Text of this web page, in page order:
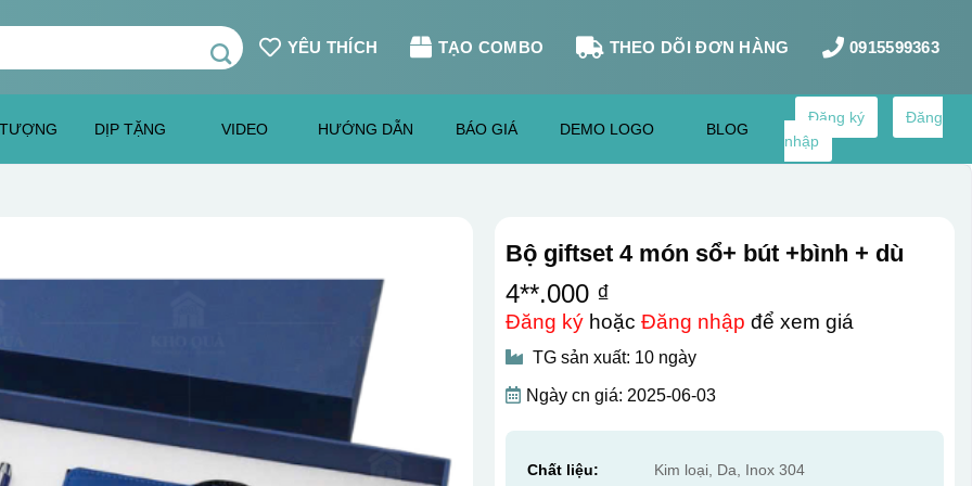
YÊU THÍCH TẠO COMBO THEO DÕI ĐƠN HÀNG 0915599363
DỊP TẶNG VIDEO HƯỚNG DẪN BÁO GIÁ DEMO LOGO BLOG
Đăng ký
Đăng
nhập
Bộ giftset 4 món sổ+ bút +bình + dù
4**.000 ₫
Đăng kýhoặc Đăng nhập để xem giá
TG sản xuất: 10 ngày
Ngày cn giá: 2025-06-03
Chất liệu: Kim loại, Da, Inox 304